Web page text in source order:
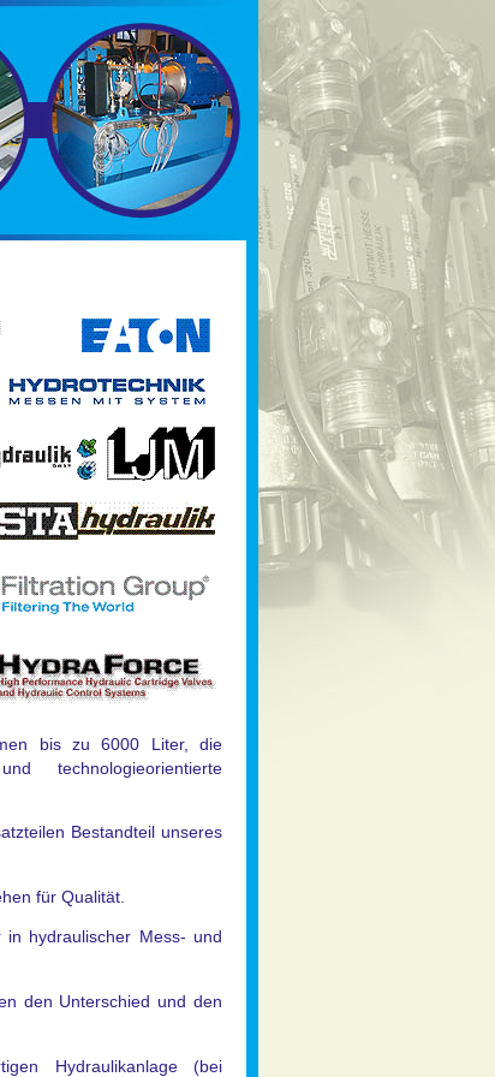
bis zu 6000 Liter, die
technologieorientierte
Bestandteil unseres
für Qualität.
hydraulischer Mess- und
den Unterschied und den
Hydraulikanlage (bei